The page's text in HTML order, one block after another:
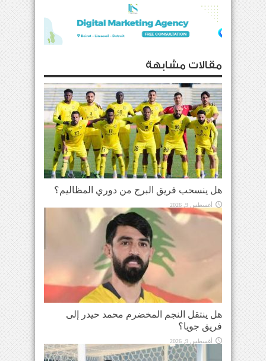
مقالات مشابهة
هل ينسحب فريق البرج من دوري المظاليم؟
أغسطس 9, 2026
هل ينتقل النجم المخضرم محمد حيدر إلى
فريق جويا؟
أغسطس 9, 2026